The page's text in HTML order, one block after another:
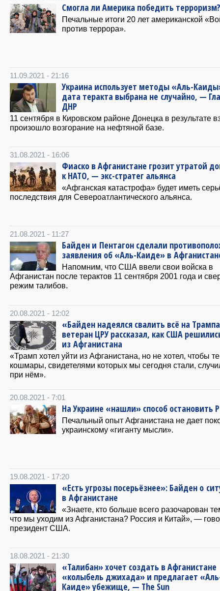
Смогла ли Америка победить терроризм?
Печальные итоги 20 лет американской
против террора».
11.09.2021 - 21:16
Украина использует методы «Аль-
дата теракта выбрана не случайно, —
ДНР
11 сентября в Кировском районе Донецка в результате
произошло возгорание на нефтяной базе.
31.08.2021 - 16:06
Фиаско в Афганистане грозит утратой
к НАТО, — экс-стратег альянса
«Афганская катастрофа» будет иметь
последствия для Североатлантического альянса.
21.08.2021 - 11:27
Байден и Пентагон сделали
заявления об «Аль-Каиде» в
Напомним, что США ввели свои войска в
Афганистан после терактов 11 сентября 2001 года и
режим талибов.
20.08.2021 - 12:02
«Байден надеялся свалить всё на
ветеран ЦРУ рассказал, как США
из Афганистана
«Трамп хотел уйти из Афганистана, но не хотел, чтобы те
кошмары, свидетелями которых мы сегодня стали,
при нём».
20.08.2021 - 7:01
На Украине «нашли» способ остановить
Печальный опыт Афганистана не дает
украинскому «гиганту мысли».
19.08.2021 - 17:20
«Есть угрозы посерьёзнее»: Байден о
в Афганистане
«Знаете, кто больше всего разочарован
что мы уходим из Афганистана? Россия и Китай», —
президент США.
18.08.2021 - 21:30
«Талибан» хочет создать в Афганистане
«колыбель джихада» и предлагает
Каиде» убежище, — The Sun